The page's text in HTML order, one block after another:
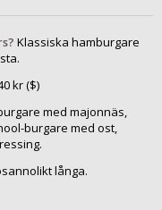
Klassiska hamburgare
kr ($)
med majonnäs,
burgare med ost,
långa.